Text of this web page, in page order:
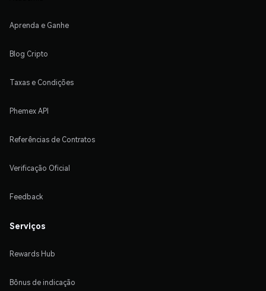
Aprenda e Ganhe
Blog Cripto
Taxas e Condições
Phemex API
Referências de Contratos
Verificação Oficial
Feedback
Serviços
Rewards Hub
Bônus de indicação